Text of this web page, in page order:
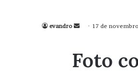
evandro
Mande
mail
17 de
Foto